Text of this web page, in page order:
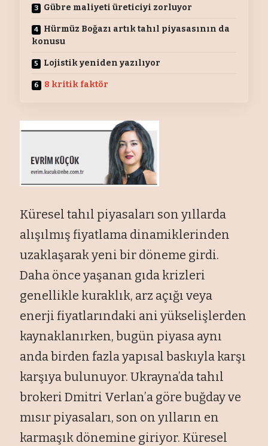
Gübre maliyeti üreticiyi zorluyor
Hürmüz Boğazı artık tahıl piyasasının da
konusu
Lojistik yeniden yazılıyor
8 kritik faktör
Küresel tahıl piyasaları son yıllarda
alışılmış fiyatlama dinamiklerinden
uzaklaşarak yeni bir döneme girdi.
Daha önce yaşanan gıda krizleri
genellikle kuraklık, arz açığı veya
enerji fiyatlarındaki ani yükselişlerden
kaynaklanırken, bugün piyasa aynı
anda birden fazla yapısal baskıyla karşı
karşıya bulunuyor. Ukrayna’da tahıl
brokeri Dmitri Verlan’a göre buğday ve
mısır piyasaları, son on yılların en
karmaşık dönemine giriyor. Küresel